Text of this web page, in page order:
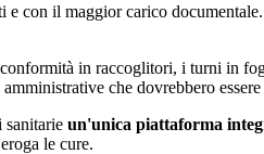
e con il maggior carico
in raccoglitori, i turni in
che dovrebbero
sanitarie un'unica piattaforma
le cure.